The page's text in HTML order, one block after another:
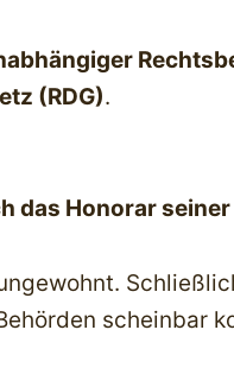
(RDG).
das Honorar
scheinbar